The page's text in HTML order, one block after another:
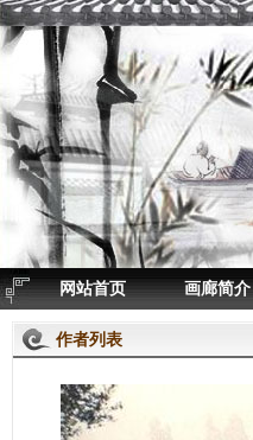
网站首页 画廊简介
作者列表